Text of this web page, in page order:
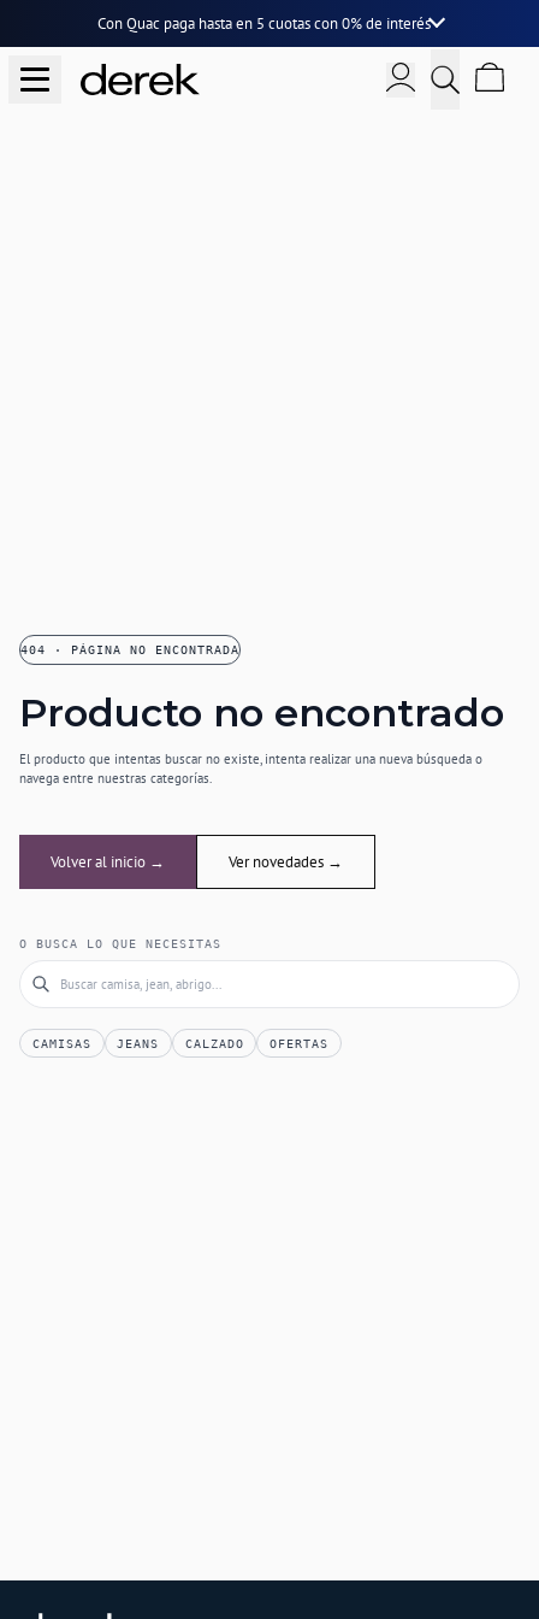
Con Quac paga hasta en 5 cuotascon0% de interés
404 · PÁGINA NO ENCONTRADA
Producto no encontrado
El producto que intentas buscar no existe, intenta realizar una nueva búsqueda o
navega entre nuestras categorías.
Volver al inicio → Ver novedades →
O BUSCA LO QUE NECESITAS
CAMISAS JEANS CALZADO OFERTAS